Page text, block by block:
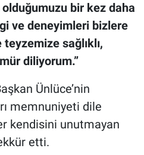
bir kez daha
ve deneyimleri bizlere
sağlıklı,
diliyorum.”
Ünlüce’nin
memnuniyeti dile
kendisini unutmayan
etti.